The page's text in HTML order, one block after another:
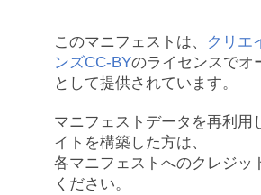
このマニフェストは、
クリエ
ンズCC-BYのライセンスでオ
として提供されています。
マニフェストデータを再利用
イトを構築した方は、
各マニフェストへのクレジッ
ください。